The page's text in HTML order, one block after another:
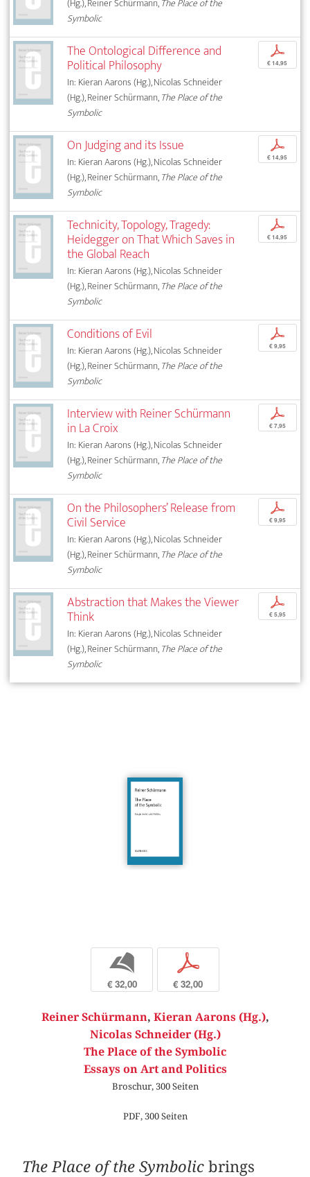
Symbolic
The Ontological Difference and
Political Philosophy
In: Kieran Aarons (Hg.), Nicolas Schneider
(Hg.), Reiner Schürmann,The Place of the
Symbolic
p
€ 14,95
On Judging and its Issue
In: Kieran Aarons (Hg.), Nicolas Schneider
(Hg.), Reiner Schürmann,The Place of the
Symbolic
p
€ 14,95
Technicity, Topology, Tragedy:
Heidegger on That Which Saves in
the Global Reach
In: Kieran Aarons (Hg.), Nicolas Schneider
(Hg.), Reiner Schürmann,The Place of the
Symbolic
p
€ 14,95
Conditions of Evil
In: Kieran Aarons (Hg.), Nicolas Schneider
(Hg.), Reiner Schürmann,The Place of the
Symbolic
p
€ 9,95
Interview with Reiner Schürmann
in La Croix
In: Kieran Aarons (Hg.), Nicolas Schneider
(Hg.), Reiner Schürmann,The Place of the
Symbolic
p
€ 7,95
On the Philosophers’ Release from
Civil Service
In: Kieran Aarons (Hg.), Nicolas Schneider
(Hg.), Reiner Schürmann,The Place of the
Symbolic
p
€ 9,95
Abstraction that Makes the Viewer
Think
In: Kieran Aarons (Hg.), Nicolas Schneider
(Hg.), Reiner Schürmann,The Place of the
Symbolic
p
€ 5,95
b
€ 32,00
p
€ 32,00
Reiner Schürmann, Kieran Aarons (Hg.),
Nicolas Schneider (Hg.)
The Place of the Symbolic
Essays on Art and Politics
Broschur, 300 Seiten
PDF, 300 Seiten
The Place of the Symbolicbrings